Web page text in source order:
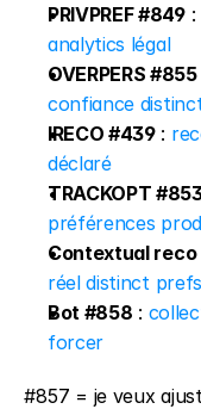
PRIVPREF #849 :
analytics légal
OVERPERS #855
confiance
IRECO #439 :
déclaré
TRACKOPT
préférences
Contextual reco
réel distinct
Bot #858 :
forcer
#857 = je veux